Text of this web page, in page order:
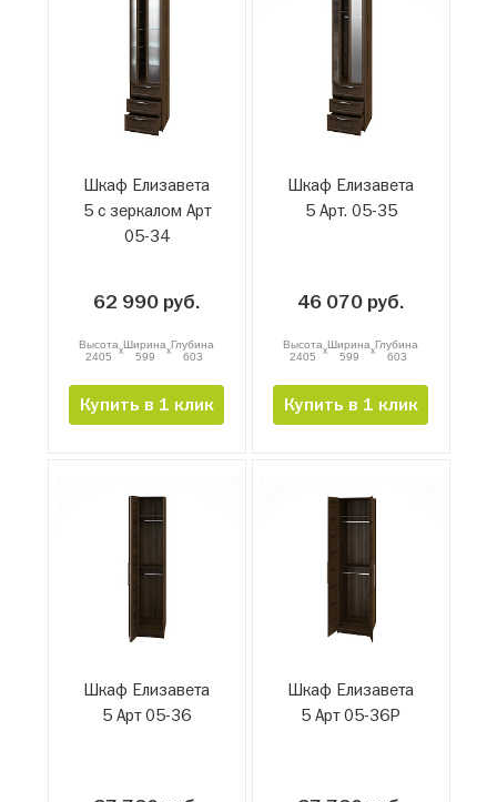
Шкаф Елизавета
5 с зеркалом Арт
05-34
62 990 руб.
Высота
2405
xШирина
599
xГлубина
603
Купить в 1 клик
Шкаф Елизавета
5 Арт. 05-35
46 070 руб.
Высота
2405
xШирина
599
xГлубина
603
Купить в 1 клик
Шкаф Елизавета
5 Арт 05-36
Шкаф Елизавета
5 Арт 05-36Р